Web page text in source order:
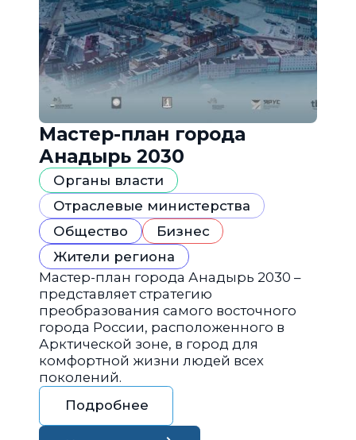
Мастер-план города
Анадырь 2030
Органы власти
Отраслевые министерства
Общество
Бизнес
Жители региона
Мастер-план города Анадырь 2030 –
представляет стратегию
преобразования самого восточного
города России, расположенного в
Арктической зоне, в город для
комфортной жизни людей всех
поколений.
Подробнее